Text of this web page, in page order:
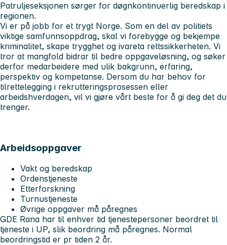
Patruljeseksjonen sørger for døgnkontinuerlig beredskap i
regionen.
Vi er på jobb for et trygt Norge. Som en del av politiets
viktige samfunnsoppdrag, skal vi forebygge og bekjempe
kriminalitet, skape trygghet og ivareta rettssikkerheten. Vi
tror at mangfold bidrar til bedre oppgaveløsning, og søker
derfor medarbeidere med ulik bakgrunn, erfaring,
perspektiv og kompetanse. Dersom du har behov for
tilrettelegging i rekrutteringsprosessen eller
arbeidshverdagen, vil vi gjøre vårt beste for å gi deg det du
trenger.
Arbeidsoppgaver
Vakt og beredskap
Ordenstjeneste
Etterforskning
Turnustjeneste
Øvrige oppgaver må påregnes
GDE Rana har til enhver tid tjenestepersoner beordret til
tjeneste i UP, slik beordring må påregnes. Normal
beordringstid er pr tiden 2 år.